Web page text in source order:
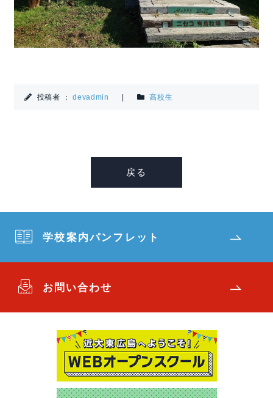
投稿者 ：devadmin 高校生
戻る
学校案内パンフレット
お問い合わせ